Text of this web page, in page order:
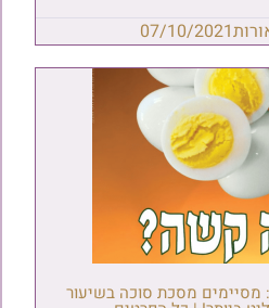
07/10/2021
מסיימים מסכת סוכה בשיעור